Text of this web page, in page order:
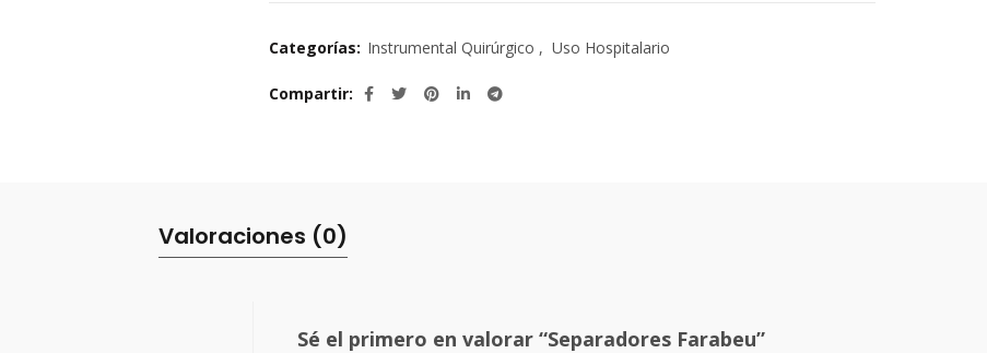
Categorías: Instrumental Quirúrgico , Uso Hospitalario
Compartir
Valoraciones (0)
Sé el primero en valorar “Separadores Farabeu”